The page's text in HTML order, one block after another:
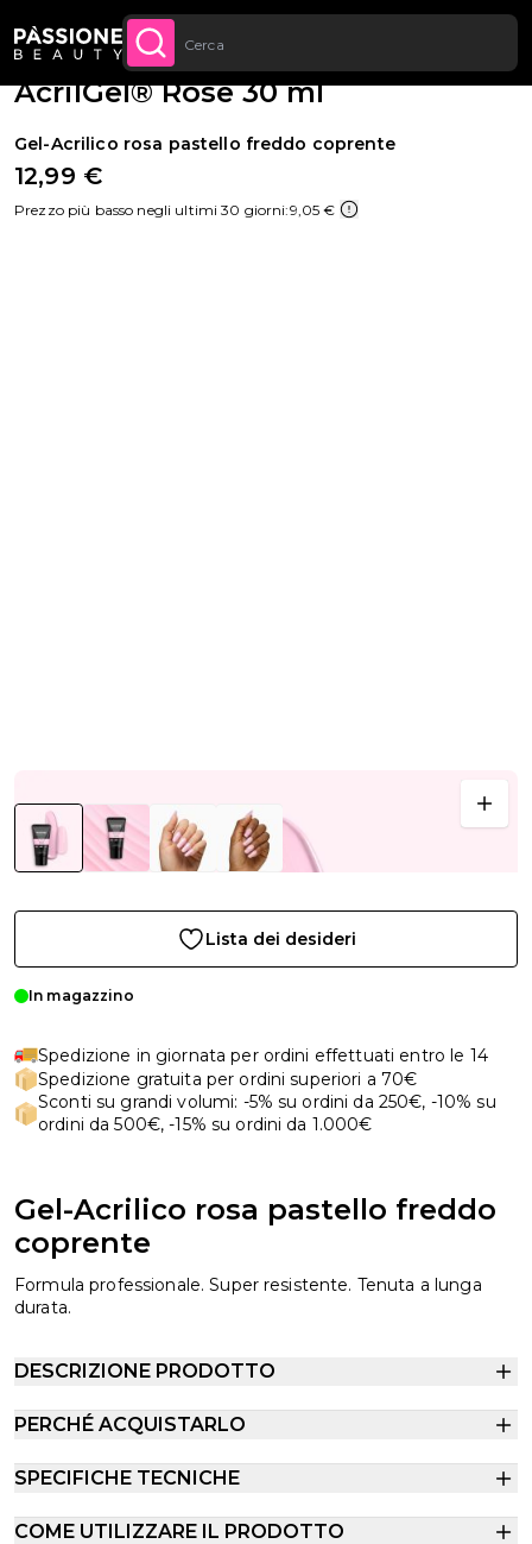
Sconto quantità: dal -5% sugli ordini a
partire da 250€
Briciole di pane
Ricostruzione unghie
AcrilGel® Rose 30 ml
Gel-Acrilico rosa pastello freddo coprente
12,99 €
Prezzo più basso negli ultimi 30 giorni:9,05 €
Lista dei desideri
In magazzino
Spedizione in giornata per ordini effettuati entro le 14
Spedizione gratuita per ordini superiori a 70€
Sconti su grandi volumi: -5% su ordini da 250€, -10% su
ordini da 500€, -15% su ordini da 1.000€
Gel-Acrilico rosa pastello freddo
coprente
Formula professionale. Super resistente. Tenuta a lunga
durata.
DESCRIZIONE PRODOTTO
PERCHÉ ACQUISTARLO
SPECIFICHE TECNICHE
COME UTILIZZARE IL PRODOTTO